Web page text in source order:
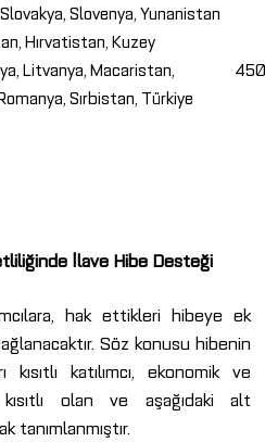
Slovenya, Yunanistan
Hırvatistan, Kuzey
Litvanya, Macaristan,
Sırbistan, Türkiye
450
İlave Hibe Desteği
hak ettikleri hibeye ek
Söz konusu hibenin
katılımcı, ekonomik ve
olan ve aşağıdaki alt
tanımlanmıştır.